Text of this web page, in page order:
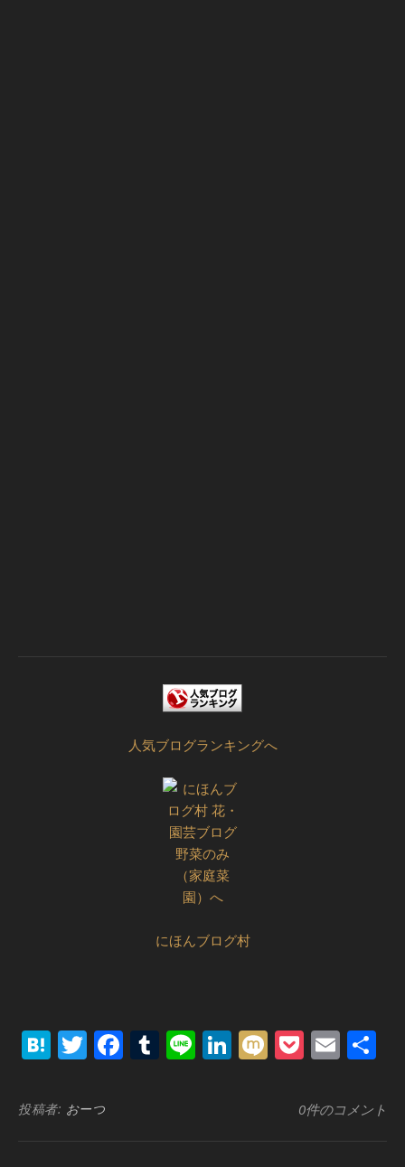
人気ブログランキングへ
にほんブログ村
Hatena
Twitter
Facebook
Tumblr
LineLinkedIn
MixiPocket
投稿者: おーつ 0件のコメント